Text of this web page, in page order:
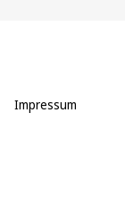
Impressum